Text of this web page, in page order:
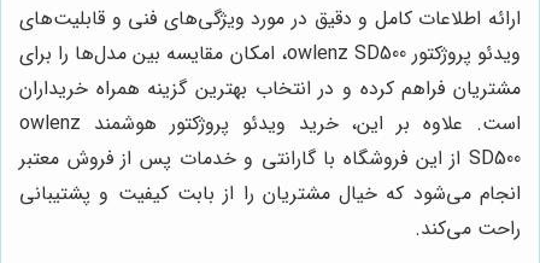
ارائه اطلاعات کامل و دقیق در مورد ویژگی‌های فنی و قابلیت‌های
ویدئو پروژکتور owlenz SD500، امکان مقایسه بین مدل‌ها را برای
مشتریان فراهم کرده و در انتخاب بهترین گزینه همراه خریداران
است. علاوه بر این، خرید ویدئو پروژکتور هوشمند owlenz
SD500 از این فروشگاه با گارانتی و خدمات پس از فروش معتبر
انجام می‌شود که خیال مشتریان را از بابت کیفیت و پشتیبانی
راحت می‌کند.